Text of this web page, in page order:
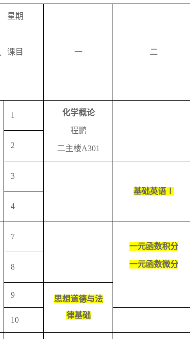
星期
课目 一 二
1 化学概论
程鹏
二主楼A301
2
3
基础英语Ⅰ
4
7
一元函数积分
一元函数微分
8
9
思想道德与法
律基础
10